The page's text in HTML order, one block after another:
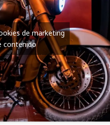
de marketing
contenido